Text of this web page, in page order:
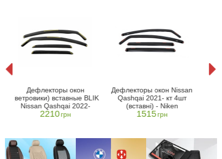
Дефлекторы окон
(ветровики) вставные BLIK
Nissan Qashqai 2022-
2210грн
Дефлекторы окон Nissan
Qashqai 2021- кт 4шт
(вставні) - Niken
1515грн